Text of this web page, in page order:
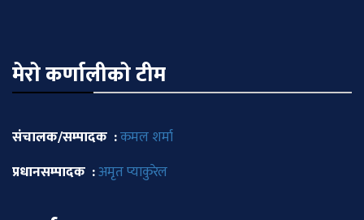
मेराे कर्णालीकाे टीम
संचालक/सम्पादक :कमल शर्मा
प्रधानसम्पादक :अमृत प्याकुरेल